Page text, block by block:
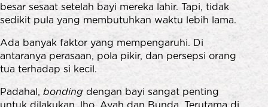
besar sesaat setelah bayi mereka lahir. Tapi, tidak
sedikit pula yang membutuhkan waktu lebih lama.
Ada banyak faktor yang mempengaruhi. Di
antaranya perasaan, pola pikir, dan persepsi orang
tua terhadap si kecil.
Padahal, bonding dengan bayi sangat penting
untuk dilakukan, lho, Ayah dan Bunda. Terutama di